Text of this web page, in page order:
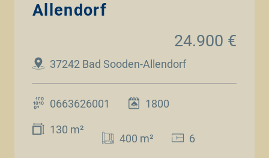
Allendorf
37242 Bad Sooden-Allendorf
24.900 €
0663626001 1800
130 m²
400 m² 6